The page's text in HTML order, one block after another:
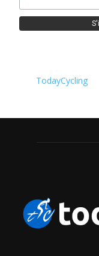
TodayCycling